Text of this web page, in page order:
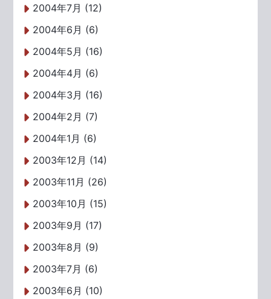
2004年7月 (12)
2004年6月 (6)
2004年5月 (16)
2004年4月 (6)
2004年3月 (16)
2004年2月 (7)
2004年1月 (6)
2003年12月 (14)
2003年11月 (26)
2003年10月 (15)
2003年9月 (17)
2003年8月 (9)
2003年7月 (6)
2003年6月 (10)